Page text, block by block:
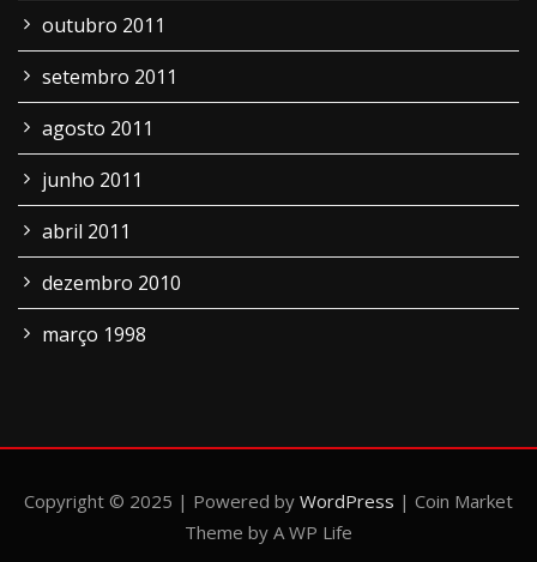
outubro 2011
setembro 2011
agosto 2011
junho 2011
abril 2011
dezembro 2010
março 1998
Copyright © 2025 | Powered by WordPress | Coin Market
Theme by A WP Life